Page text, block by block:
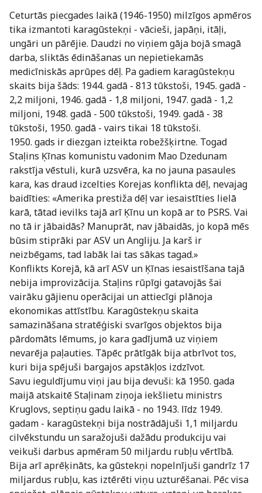
Ceturtās piecgades laikā (1946-1950) milzīgos apmēros
tika izmantoti karagūstekņi - vācieši, japāņi, itāļi,
ungāri un pārējie. Daudzi no viņiem gāja bojā smagā
darba, sliktās ēdināšanas un nepietiekamās
medicīniskās aprūpes dēļ. Pa gadiem karagūstekņu
skaits bija šāds: 1944. gadā - 813 tūkstoši, 1945. gadā -
2,2 miljoni, 1946. gadā - 1,8 miljoni, 1947. gadā - 1,2
miljoni, 1948. gadā - 500 tūkstoši, 1949. gadā - 38
tūkstoši, 1950. gadā - vairs tikai 18 tūkstoši.
1950. gads ir diezgan izteikta robežšķirtne. Togad
Staļins Ķīnas komunistu vadonim Mao Dzedunam
rakstīja vēstuli, kurā uzsvēra, ka no jauna pasaules
kara, kas draud izcelties Korejas konflikta dēļ, nevajag
baidīties: «Amerika prestiža dēļ var iesaistīties lielā
karā, tātad ievilks tajā arī Ķīnu un kopā ar to PSRS. Vai
no tā ir jābaidās? Manuprāt, nav jābaidās, jo kopā mēs
būsim stiprāki par ASV un Angliju. Ja karš ir
neizbēgams, tad labāk lai tas sākas tagad.»
Konflikts Korejā, kā arī ASV un Ķīnas iesaistīšana tajā
nebija improvizācija. Staļins rūpīgi gatavojās šai
vairāku gājienu operācijai un attiecīgi plānoja
ekonomikas attīstību. Karagūstekņu skaita
samazināšana stratēģiski svarīgos objektos bija
pārdomāts lēmums, jo kara gadījumā uz viņiem
nevarēja paļauties. Tāpēc prātīgāk bija atbrīvot tos,
kuri bija spējuši bargajos apstākļos izdzīvot.
Savu ieguldījumu viņi jau bija devuši: kā 1950. gada
maijā atskaitē Staļinam ziņoja iekšlietu ministrs
Kruglovs, septiņu gadu laikā - no 1943. līdz 1949.
gadam - karagūstekņi bija nostrādājuši 1,1 miljardu
cilvēkstundu un saražojuši dažādu produkciju vai
veikuši darbus apmēram 50 miljardu rubļu vērtībā.
Bija arī aprēķināts, ka gūstekņi nopelnījuši gandrīz 17
miljardus rubļu, kas iztērēti viņu uzturēšanai. Pēc visa